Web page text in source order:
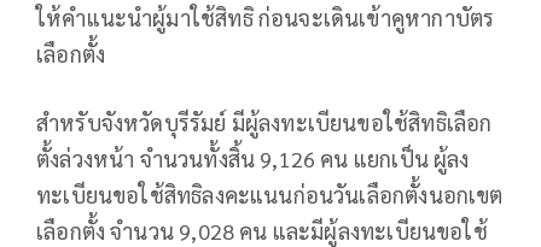
ให้คำแนะนำผู้มาใช้สิทธิ ก่อนจะเดินเข้าคูหากาบัตร
เลือกตั้ง
สำหรับจังหวัดบุรีรัมย์ มีผู้ลงทะเบียนขอใช้สิทธิเลือก
ตั้งล่วงหน้า จำนวนทั้งสิ้น 9,126 คน แยกเป็น ผู้ลง
ทะเบียนขอใช้สิทธิลงคะแนนก่อนวันเลือกตั้งนอกเขต
เลือกตั้ง จำนวน 9,028 คน และมีผู้ลงทะเบียนขอใช้